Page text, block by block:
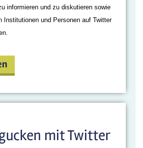
informieren und zu diskutieren sowie
Institutionen und Personen auf Twitter
mit Twitter